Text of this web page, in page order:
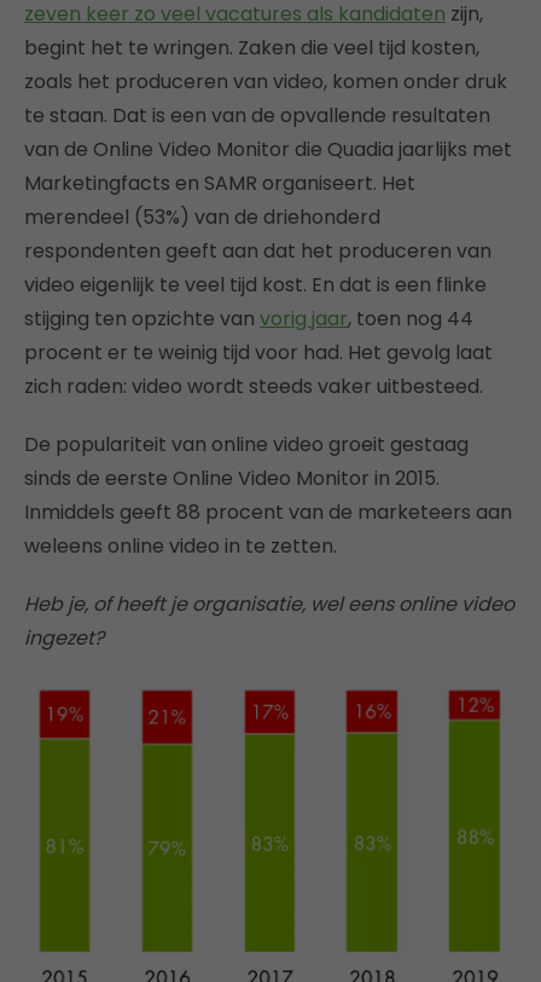
zeven keer zo veel vacatures als kandidaten zijn,
begint het te wringen. Zaken die veel tijd kosten,
zoals het produceren van video, komen onder druk
te staan. Dat is een van de opvallende resultaten
van de Online Video Monitor die Quadia jaarlijks met
Marketingfacts en SAMR organiseert. Het
merendeel (53%) van de driehonderd
respondenten geeft aan dat het produceren van
video eigenlijk te veel tijd kost. En dat is een flinke
stijging ten opzichte van vorig jaar, toen nog 44
procent er te weinig tijd voor had. Het gevolg laat
zich raden: video wordt steeds vaker uitbesteed.
De populariteit van online video groeit gestaag
sinds de eerste Online Video Monitor in 2015.
Inmiddels geeft 88 procent van de marketeers aan
weleens online video in te zetten.
Heb je, of heeft je organisatie, wel eens online video
ingezet?